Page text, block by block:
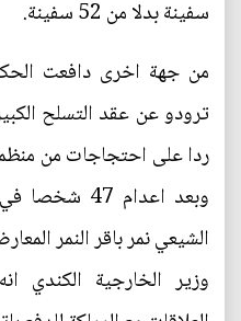
سفينة بدلا من 52 سفينة.
من جهة اخرى دافعت
ترودو عن عقد التسلح
ردا على احتجاجات من
وبعد اعدام
الشيعي نمر باقر النمر
وزير الخارجية الكندي